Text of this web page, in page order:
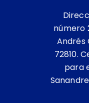
número
Andrés
72810.
para